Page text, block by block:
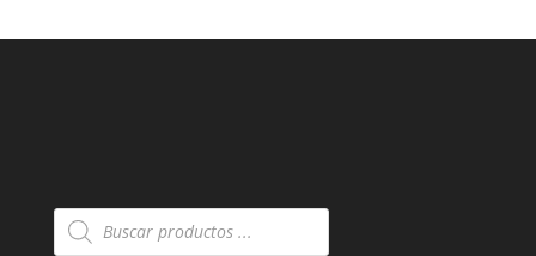
Búsqueda
de